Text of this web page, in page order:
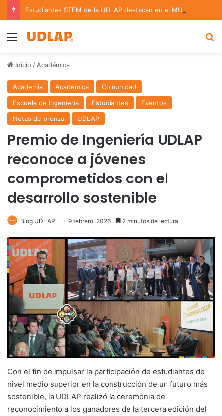
Menu
Inicio / Académica
Academia Académica
Comunidad
Escuela de Ingeniería
Estudiantes
Eventos
Notas de prensa
UDLAP
Premio de Ingeniería UDLAP
reconoce a jóvenes
comprometidos con el
desarrollo sostenible
Blog UDLAP 9 febrero, 2026 2 minutos de lectura
Con el fin de impulsar la participación de estudiantes de
nivel medio superior en la construcción de un futuro más
sostenible, la UDLAP realizó la ceremonia de
reconocimiento a los ganadores de la tercera edición del